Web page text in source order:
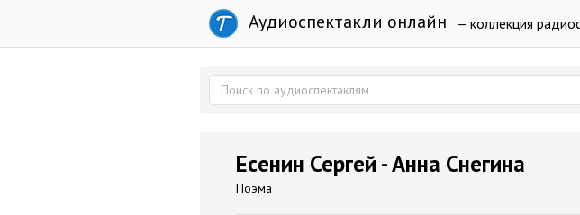
Аудиоспектакли онлайн — коллекция
Есенин Сергей - Анна Снегина
Поэма